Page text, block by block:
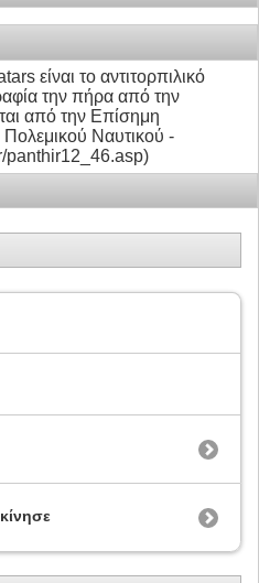
είναι το αντιτορπιλικό
την πήρα από την
από την Επίσημη
Πολεμικού Ναυτικού -
panthir12_46.asp)